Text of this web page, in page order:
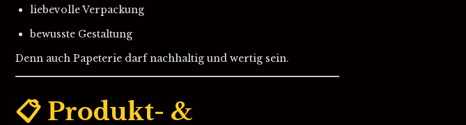
liebevolle Verpackung
bewusste Gestaltung
Denn auch Papeterie darf nachhaltig und wertig sein.
📋 Produkt- &